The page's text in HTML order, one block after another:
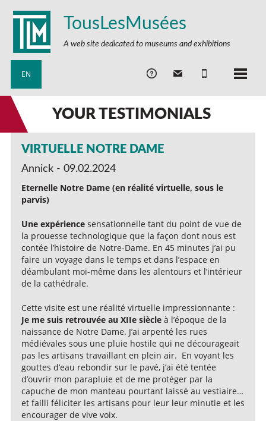
TousLesMusées
A web site dedicated to museums and exhibitions
EN
YOUR TESTIMONIALS
VIRTUELLE NOTRE DAME
Annick - 09.02.2024
Eternelle Notre Dame (en réalité virtuelle, sous le
parvis)
Une expérience sensationnelle tant du point de vue de
la prouesse technologique que la façon dont nous est
contée l’histoire de Notre-Dame. En 45 minutes j’ai pu
faire un voyage dans le temps et dans l’espace en
déambulant moi-même dans les alentours et l’intérieur
de la cathédrale.
Cette visite est une réalité virtuelle impressionnante :
Je me suis retrouvée au XIIe siècle à l’époque de la
naissance de Notre Dame. J’ai arpenté les rues
médiévales sous une pluie hostile qui ne décourageait
pas les artisans travaillant en plein air. En voyant les
gouttes d’eau rebondir sur le pavé, j’ai été tentée
d’ouvrir mon parapluie et de me protéger par la
capuche de mon manteau pourtant laissé au vestiaire…
et failli féliciter les artisans pour leur leur minutie et les
encourager de vive voix.